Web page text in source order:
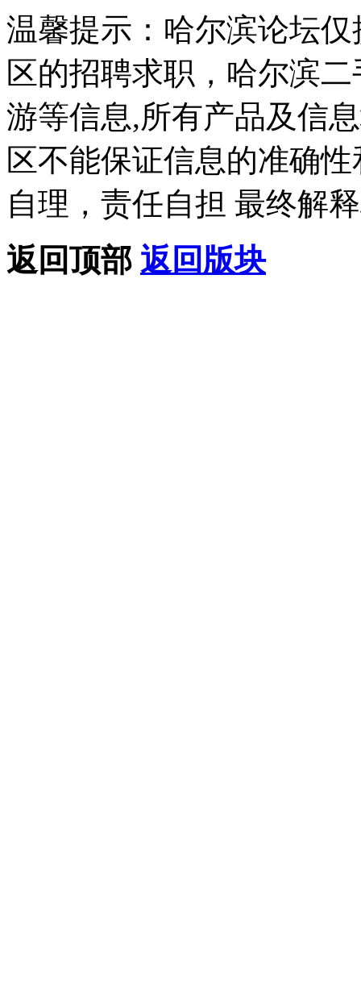
温馨提示：哈尔滨论坛
区的招聘求职，哈尔滨
游等信息,所有产品及信
区不能保证信息的准确
自理，责任自担 最终解
返回顶部 返回版块